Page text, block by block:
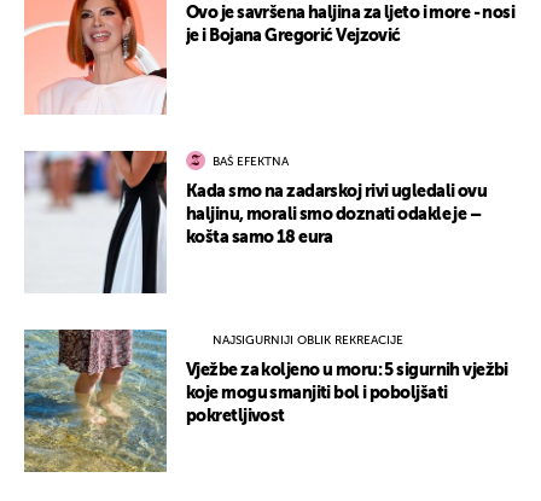
Ovo je savršena haljina za ljeto i more - nosi
je i Bojana Gregorić Vejzović
BAŠ EFEKTNA
Kada smo na zadarskoj rivi ugledali ovu
haljinu, morali smo doznati odakle je –
košta samo 18 eura
NAJSIGURNIJI OBLIK REKREACIJE
Vježbe za koljeno u moru: 5 sigurnih vježbi
koje mogu smanjiti bol i poboljšati
pokretljivost